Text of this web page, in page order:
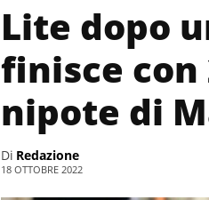
Lite dopo
finisce
nipote di
Di Redazione
18 OTTOBRE 2022